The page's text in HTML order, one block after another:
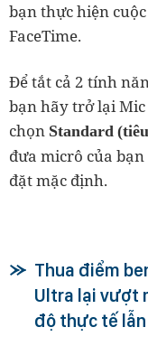
bạn thực hiện
FaceTime.
Để tắt cả 2 tính
bạn hãy trở lại Mic
chọn Standard
đưa micrô của
đặt mặc định.
Thua điểm
Ultra lại vượt
độ thực tế